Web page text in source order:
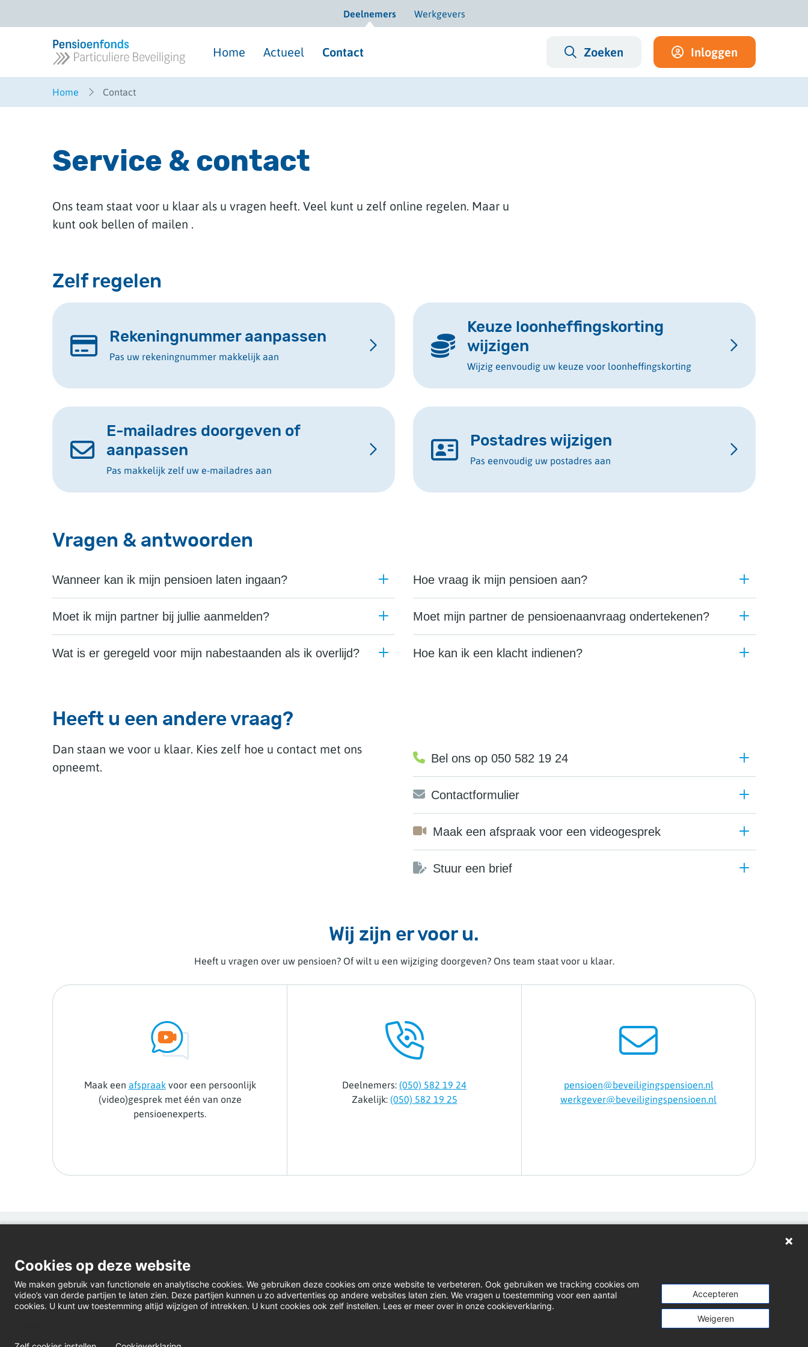
naar
Deelnemers Werkgevers
Home Actueel Contact Zoeken Inloggen
Home Contact
Service & contact
Ons team staat voor u klaar als u vragen heeft. Veel kunt u zelf online regelen. Maar u
kunt ook bellen of mailen .
Zelf regelen
Rekeningnummer aanpassen
Pas uw rekeningnummer makkelijk aan
Keuze loonheffingskorting
wijzigen
Wijzig eenvoudig uw keuze voor loonheffingskorting
E-mailadres doorgeven of
aanpassen
Pas makkelijk zelf uw e-mailadres aan
Postadres wijzigen
Pas eenvoudig uw postadres aan
Vragen & antwoorden
Wanneer kan ik mijn pensioen laten ingaan?
Moet ik mijn partner bij jullie aanmelden?
Wat is er geregeld voor mijn nabestaanden als ik overlijd?
Hoe vraag ik mijn pensioen aan?
Moet mijn partner de pensioenaanvraag ondertekenen?
Hoe kan ik een klacht indienen?
Heeft u een andere vraag?
Dan staan we voor u klaar. Kies zelf hoe u contact met ons
opneemt.
Bel ons op 050 582 19 24
Contactformulier
Maak een afspraak voor een videogesprek
Stuur een brief
Wij zijn er voor u.
Heeft u vragen over uw pensioen? Of wilt u een wijziging doorgeven? Ons team staat voor u klaar.
Maak een afspraakvoor een persoonlijk
(video)gesprek met één van onze
pensioenexperts.
Deelnemers: (050) 582 19 24
Zakelijk: (050) 582 19 25
pensioen@beveiligingspensioen.nl
werkgever@beveiligingspensioen.nl
Actueel
Video's
Klacht indienen
LinkedIn
Cookies op deze website
We maken gebruik van functionele en analytische cookies. We gebruiken deze cookies om onze website te verbeteren. Ook gebruiken we tracking cookies om
video’s van derde partijen te laten zien. Deze partijen kunnen u zo advertenties op andere websites laten zien. We vragen u toestemming voor een aantal
cookies. U kunt uw toestemming altijd wijzigen of intrekken. U kunt cookies ook zelf instellen. Lees er meer over in onze cookieverklaring.
Accepteren
Weigeren